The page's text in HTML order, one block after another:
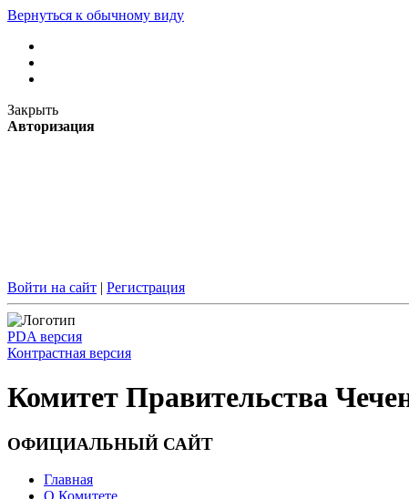
Вернуться к обычному виду
Закрыть
Авторизация
Войти на сайт | Регистрация
PDA версия
Контрастная версия
Комитет Правительства
ОФИЦИАЛЬНЫЙ САЙТ
Главная
О Комитете